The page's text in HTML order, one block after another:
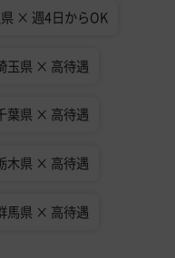
× 週4日からOK
玉県 × 高待遇
葉県 × 高待遇
木県 × 高待遇
馬県 × 高待遇